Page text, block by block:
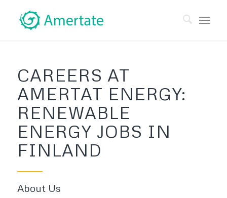
CAREERS AT
AMERTAT ENERGY:
RENEWABLE
ENERGY JOBS IN
FINLAND
About Us